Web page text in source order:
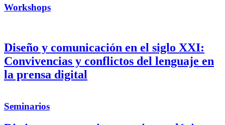
Workshops
Diseño y comunicación en el siglo XXI:
Convivencias y conflictos del lenguaje en
la prensa digital
Seminarios